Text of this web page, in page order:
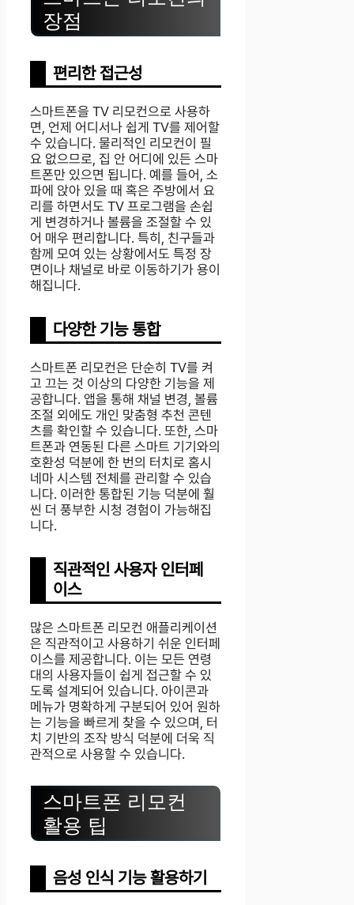
장점
편리한 접근성
스마트폰을 TV 리모컨으로 사용하
면, 언제 어디서나 쉽게 TV를 제어할
수 있습니다. 물리적인 리모컨이 필
요 없으므로, 집 안 어디에 있든 스마
트폰만 있으면 됩니다. 예를 들어, 소
파에 앉아 있을 때 혹은 주방에서 요
리를 하면서도 TV 프로그램을 손쉽
게 변경하거나 볼륨을 조절할 수 있
어 매우 편리합니다. 특히, 친구들과
함께 모여 있는 상황에서도 특정 장
면이나 채널로 바로 이동하기가 용이
해집니다.
다양한 기능 통합
스마트폰 리모컨은 단순히 TV를 켜
고 끄는 것 이상의 다양한 기능을 제
공합니다. 앱을 통해 채널 변경, 볼륨
조절 외에도 개인 맞춤형 추천 콘텐
츠를 확인할 수 있습니다. 또한, 스마
트폰과 연동된 다른 스마트 기기와의
호환성 덕분에 한 번의 터치로 홈시
네마 시스템 전체를 관리할 수 있습
니다. 이러한 통합된 기능 덕분에 훨
씬 더 풍부한 시청 경험이 가능해집
니다.
직관적인 사용자 인터페
이스
많은 스마트폰 리모컨 애플리케이션
은 직관적이고 사용하기 쉬운 인터페
이스를 제공합니다. 이는 모든 연령
대의 사용자들이 쉽게 접근할 수 있
도록 설계되어 있습니다. 아이콘과
메뉴가 명확하게 구분되어 있어 원하
는 기능을 빠르게 찾을 수 있으며, 터
치 기반의 조작 방식 덕분에 더욱 직
관적으로 사용할 수 있습니다.
스마트폰 리모컨
활용 팁
음성 인식 기능 활용하기